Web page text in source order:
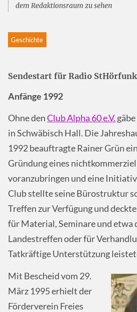
dem Redaktionsraum zu sehen
Geschichte
Sendestart für Radio StHörfunk
Anfänge 1992
Ohne denClub Alpha 60 e.V.
in Schwäbisch Hall. Die
1992 beauftragte Rainer Grün
Gründung eines
voranzubringen und eine
Club stellte seine Bürostruktur
Treffen zur Verfügung und
für Material, Seminare und etwa
Landestreffen oder für
Tatkräftige Unterstützung
Mit Bescheid vom 29.
März 1995 erhielt der
Förderverein Freies